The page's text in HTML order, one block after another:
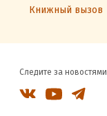
Книжный вызов
Следите за новостями